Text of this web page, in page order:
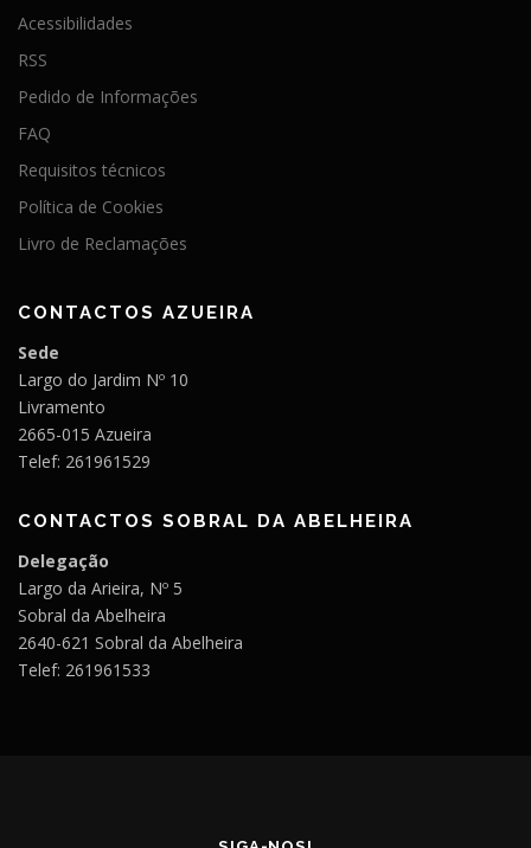
Acessibilidades
RSS
Pedido de Informações
FAQ
Requisitos técnicos
Política de Cookies
Livro de Reclamações
CONTACTOS AZUEIRA
Sede
Largo do Jardim Nº 10
Livramento
2665-015 Azueira
Telef: 261961529
CONTACTOS SOBRAL DA ABELHEIRA
Delegação
Largo da Arieira, Nº 5
Sobral da Abelheira
2640-621 Sobral da Abelheira
Telef: 261961533